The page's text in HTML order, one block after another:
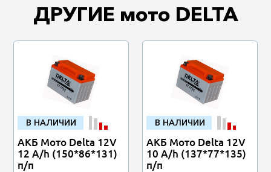
ДРУГИЕ мото DELTA
В НАЛИЧИИ
АКБ Мото Delta 12V
12 A/h (150*86*131)
п/п
В НАЛИЧИИ
АКБ Мото Delta 12V
10 A/h (137*77*135)
п/п